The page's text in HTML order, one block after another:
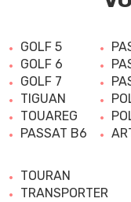
GOLF 5
GOLF 6
GOLF 7
TIGUAN
TOUAREG
PASSAT B6
TOURAN
TRANSPORTER